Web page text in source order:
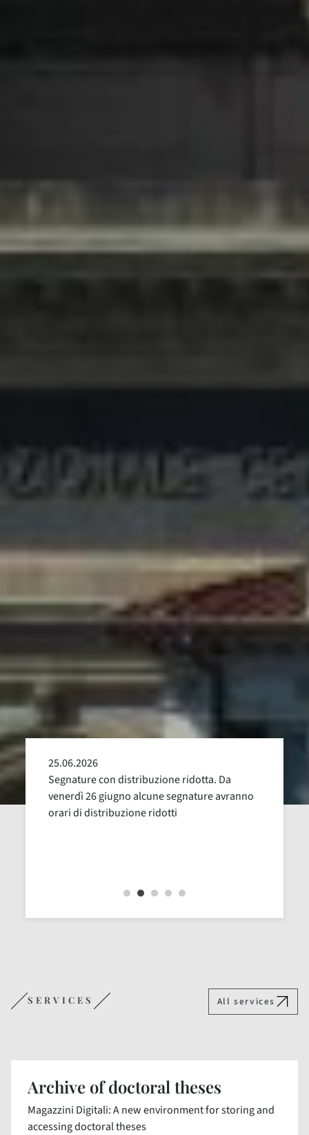
25.06.2026
Segnature con distribuzione ridotta. Da
venerdì 26 giugno alcune segnature avranno
orari di distribuzione ridotti
SERVICES All services
Archive of doctoral theses
Magazzini Digitali: A new environment for storing and
accessing doctoral theses